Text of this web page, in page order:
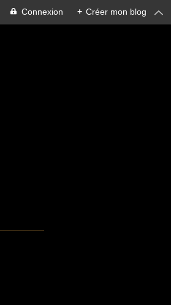
Connexion + Créer mon blog